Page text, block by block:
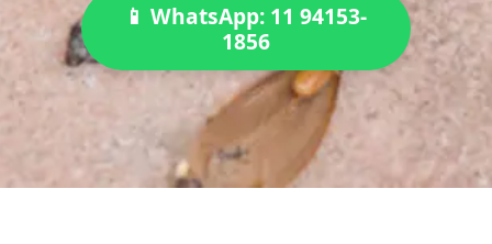
📱 WhatsApp: 11 94153-
1856